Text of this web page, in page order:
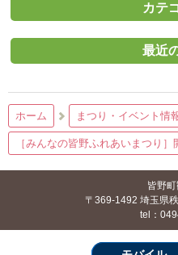
カテ
最近
ホーム まつり・イベント情
［みんなの皆野ふれあいまつり］
皆野
〒369-1492 埼玉県
tel：